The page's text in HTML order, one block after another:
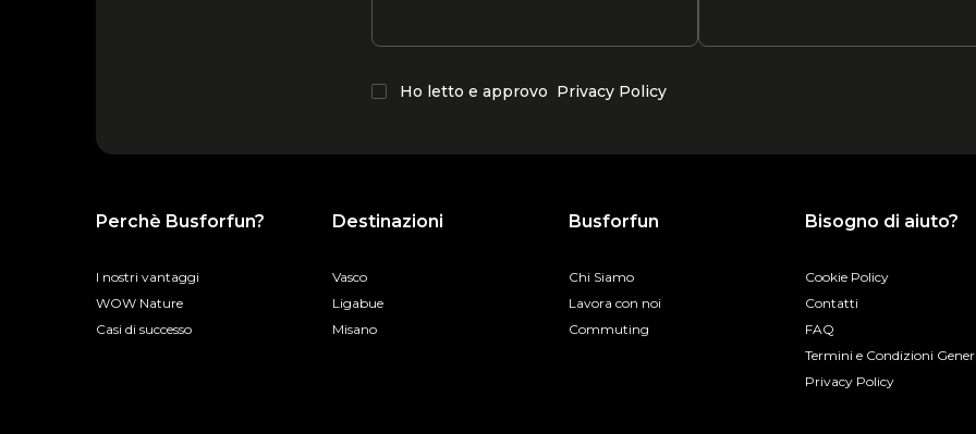
Ho letto e approvo Privacy Policy
Perchè Busforfun?
I nostri vantaggi
WOW Nature
Casi di successo
Destinazioni
Vasco
Ligabue
Misano
Busforfun
Chi Siamo
Lavora con noi
Commuting
Bisogno di aiuto?
Cookie Policy
Contatti
FAQ
Termini e Condizioni
Privacy Policy